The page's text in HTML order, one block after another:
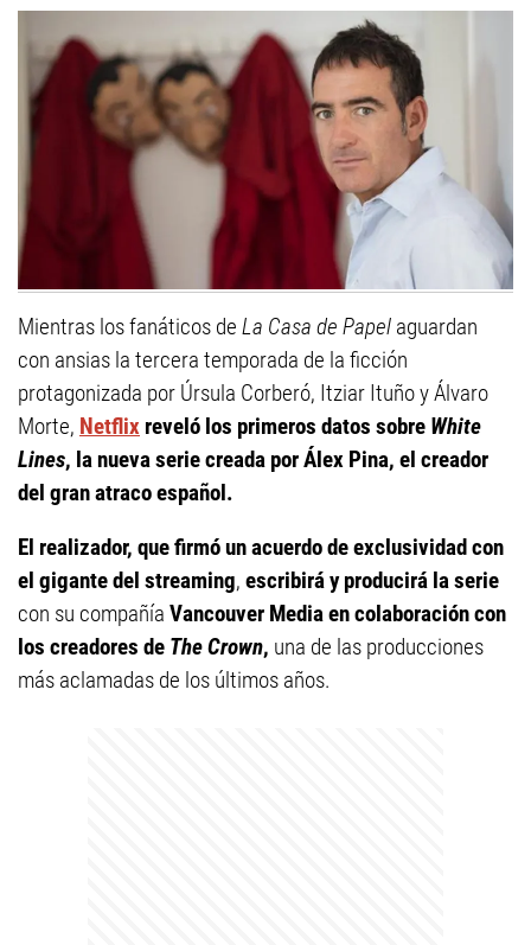
Mientras los fanáticos de La Casa de Papel aguardan
con ansias la tercera temporada de la ficción
protagonizada por Úrsula Corberó, Itziar Ituño y Álvaro
Morte, Netflix reveló los primeros datos sobre White
Lines, la nueva serie creada por Álex Pina, el creador
del gran atraco español.
El realizador, quefirmó un acuerdo de exclusividad con
el gigante del streaming, escribirá y producirá la serie
con su compañía Vancouver Mediaen colaboración con
los creadores de The Crown, una de las producciones
más aclamadas de los últimos años.